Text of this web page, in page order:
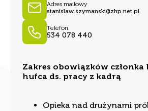
Adres mailowy
stanislaw.szymanski@zhp.net.pl
Telefon
534 078 440
Zakres obowiązków członka
hufca ds. pracy z kadrą
Opieka nad drużynami